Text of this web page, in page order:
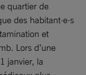
quartier de
des habitant·e·s
et
Lors d’une
janvier, la